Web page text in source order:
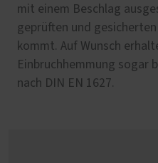
mit einem Beschlag
geprüften und
kommt. Auf Wunsch
Einbruchhemmung sogar
nach DIN EN 1627.